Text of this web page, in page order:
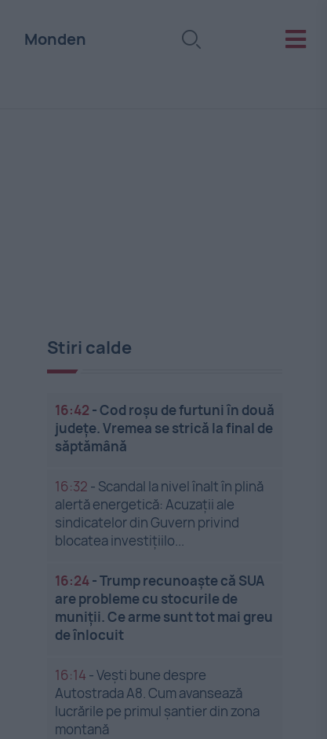
Monden
Stiri calde
16:42 -Cod roșu de furtuni în două
județe. Vremea se strică la final de
săptămână
16:32 - Scandal la nivel înalt în plină
alertă energetică: Acuzații ale
sindicatelor din Guvern privind
blocatea investițiilo...
16:24-Trump recunoaște că SUA
are probleme cu stocurile de
muniții. Ce arme sunt tot mai greu
de înlocuit
16:14 -Vești bune despre
Autostrada A8. Cum avansează
lucrările pe primul șantier din zona
montană